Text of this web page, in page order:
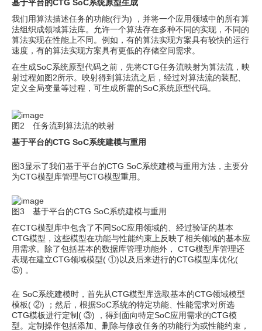
基于平台的CTG SoC系统原型生成
我们用算法描述任务的功能(行为) ，并将一个应用领域中的所有算
法组织成领域算法库。允许一个算法存在多种不同的实现，不同的
算法实现在性能上不同。例如，有的算法实现方案具有较快的运行
速度，有的算法实现方案具有更低的存储空间需求。
在生成SoC系统原型代码之前，先将CTG任务流映射为算法流，映
射过程如图2所示。映射得到算法流之后，经过对算法流的装配、
定义全局变量等过程，可生成所需的SoC系统原型代码。
图2 任务流到算法流的映射
基于平台的CTG SoC系统建模与重用
图3显示了我们基于平台的CTG SoC系统建模与重用方法，主要分
为CTG模型库管理与CTG模型重用。
图3 基于平台的CTG SoC系统建模与重用
在CTG模型库中包含了不同SoC应用领域的、经过验证的基本
CTG模型，这些模型在功能与性能约束上反映了相关领域的基本应
用需求。除了包括基本的数据库管理功能外， CTG模型库管理还
表现在建立CTG领域模型( ①)以及后来进行的CTG模型库优化(
⑤) 。
在 SoC系统建模时，首先从CTG模型库选取基本的CTG领域模型
模板( ②) ；然后，根据SoC系统的特定功能、性能需求对所选
CTG模板进行定制( ③) ，得到面向特定SoC应用需求的CTG模
型。定制操作包括添加、删除与修改任务的功能行为或性能约束，